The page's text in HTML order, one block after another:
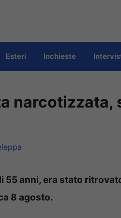
Esteri Inchieste
narcotizzata,
55 anni, era stato
8 agosto.